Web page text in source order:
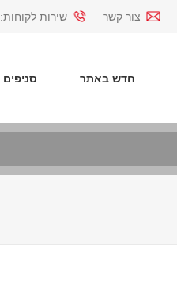
צור קשר שירות לקוחות:
חדש באתר סניפים